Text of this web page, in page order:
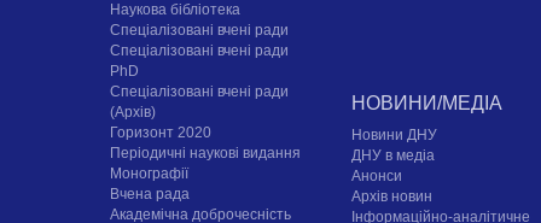
Наукова бібліотека
Спеціалізовані вчені ради
Спеціалізовані вчені ради
PhD
Спеціалізовані вчені ради
(Архів)
Горизонт 2020
Періодичні наукові видання
Монографії
Вчена рада
Академічна доброчесність
НОВИНИ/МЕДІА
Новини ДНУ
ДНУ в медіа
Анонси
Архів новин
Інформаційно-аналітичне